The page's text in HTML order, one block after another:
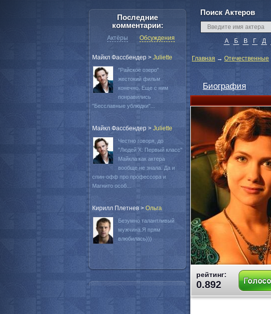
Поиск Актеров
А Б В Г Д
Главная → Отечественные
Биография
рейтинг:
0.892
Последние
комментарии:
Актёры Обсуждения
Майкл Фассбендер > Juliette
"Райское озеро"
жестокий фильм
конечно. Еще с ним
понравились
"Бесславные ублюдки"...
Майкл Фассбендер > Juliette
Честно говоря, до
"Людей Х: Первый класс"
Майкла как актера
вообще не знала. Да и
спин-офф про профессора и
Магнито особ...
Кирилл Плетнев > Oльга
Безумно талантливый
мужчина.Я прям
влюбилась)))